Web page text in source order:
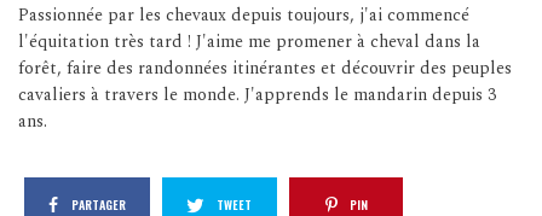
Passionnée par les chevaux depuis toujours, j'ai commencé
l'équitation très tard ! J'aime me promener à cheval dans la
forêt, faire des randonnées itinérantes et découvrir des peuples
cavaliers à travers le monde. J'apprends le mandarin depuis 3
ans.
PARTAGER TWEET PIN